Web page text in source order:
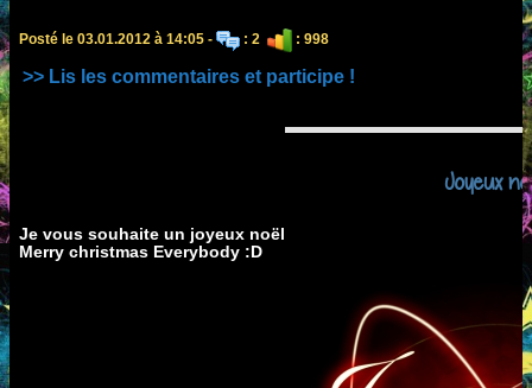
Posté le 03.01.2012 à 14:05 - : 2 : 998
>> Lis les commentaires et participe !
Joyeux
Je vous souhaite un joyeux noël
Merry christmas Everybody :D